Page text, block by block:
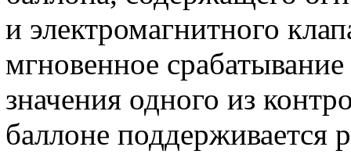
и электромагнитного
мгновенное
значения одного из
баллоне поддерживается